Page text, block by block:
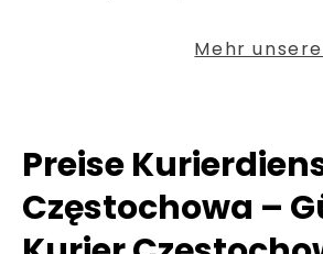
Mehr
Preise
Częstochowa –